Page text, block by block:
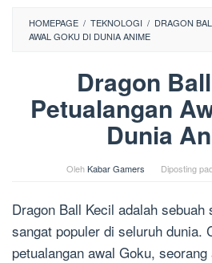
HOMEPAGE / TEKNOLOGI / DRAGON
AWAL GOKU DI DUNIA ANIME
Dragon
Petualangan
Dunia
OlehKabar Gamers Diposting
Dragon Ball Kecil adalah
sangat populer di seluruh dunia.
petualangan awal Goku,